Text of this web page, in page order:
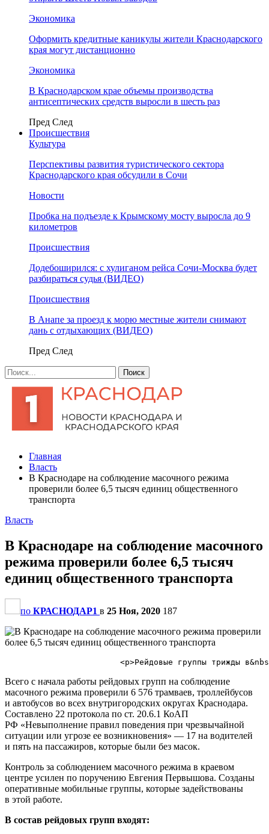
Экономика
Оформить кредитные каникулы жители Краснодарского
края могут дистанционно
Экономика
В Краснодарском крае объемы производства
антисептических средств выросли в шесть раз
Пред След
Происшествия
Культура
Перспективы развития туристического сектора
Краснодарского края обсудили в Сочи
Новости
Пробка на подъезде к Крымскому мосту выросла до 9
километров
Происшествия
Додебоширился: с хулиганом рейса Сочи-Москва будет
разбираться судья (ВИДЕО)
Происшествия
В Анапе за проезд к морю местные жители снимают
дань с отдыхающих (ВИДЕО)
Пред След
Главная
Власть
В Краснодаре на соблюдение масочного режима
проверили более 6,5 тысяч единиц общественного
транспорта
Власть
В Краснодаре на соблюдение масочного
режима проверили более 6,5 тысяч
единиц общественного транспорта
по КРАСНОДАР1 в 25 Ноя, 2020 187
Всего с начала работы рейдовых групп на соблюдение
масочного режима проверили 6 576 трамваев, троллейбусов
и автобусов во всех внутригородских округах Краснодара.
Составлено 22 протокола по ст. 20.6.1 КоАП
РФ «Невыполнение правил поведения при чрезвычайной
ситуации или угрозе ее возникновения» — 17 на водителей
и пять на пассажиров, которые были без масок.
Контроль за соблюдением масочного режима в краевом
центре усилен по поручению Евгения Первышова. Созданы
оперативные мобильные группы, которые задействованы
в этой работе.
В состав рейдовых групп входят: